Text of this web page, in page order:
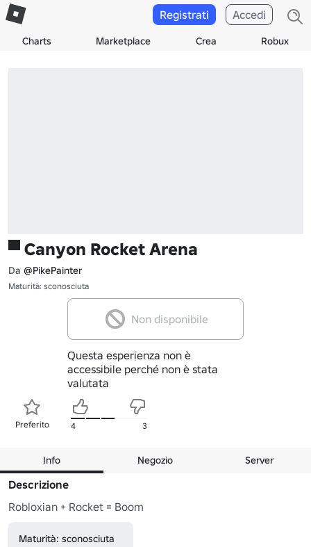
Charts Marketplace Crea Robux
Registrati Accedi
▀ Canyon Rocket Arena
Da @PikePainter
Maturità: sconosciuta
Non disponibile
Questa esperienza non è
accessibile perché non è stata
valutata
Preferito 4 3
Info Negozio Server
Descrizione
Robloxian + Rocket = Boom
Maturità: sconosciuta